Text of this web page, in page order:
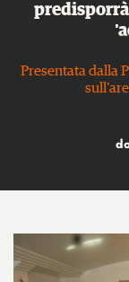
Presentata dalla